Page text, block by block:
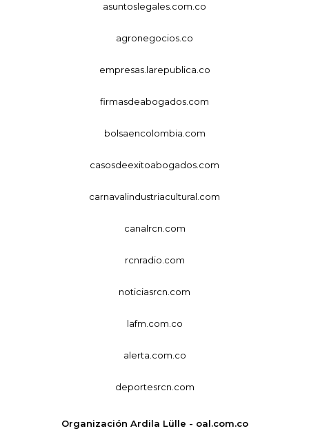
asuntoslegales.com.co
agronegocios.co
empresas.larepublica.co
firmasdeabogados.com
bolsaencolombia.com
casosdeexitoabogados.com
carnavalindustriacultural.com
canalrcn.com
rcnradio.com
noticiasrcn.com
lafm.com.co
alerta.com.co
deportesrcn.com
Organización Ardila Lülle - oal.com.co